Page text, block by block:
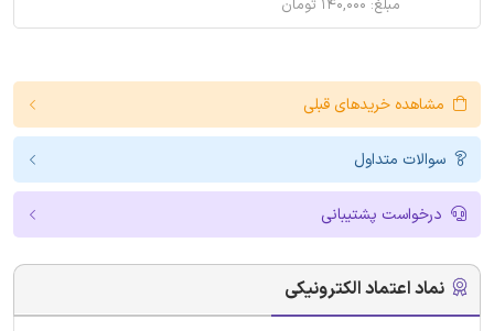
مبلغ: ۱۴۰,۰۰۰ تومان
مشاهده خریدهای قبلی
سوالات متداول
درخواست پشتیبانی
نماد اعتماد الکترونیکی